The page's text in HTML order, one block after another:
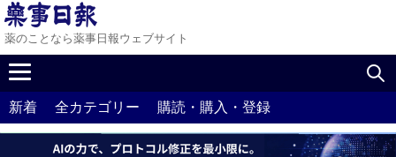
薬のことなら薬事日報ウェブサイト
新着 全カテゴリー 購読・購入・登録